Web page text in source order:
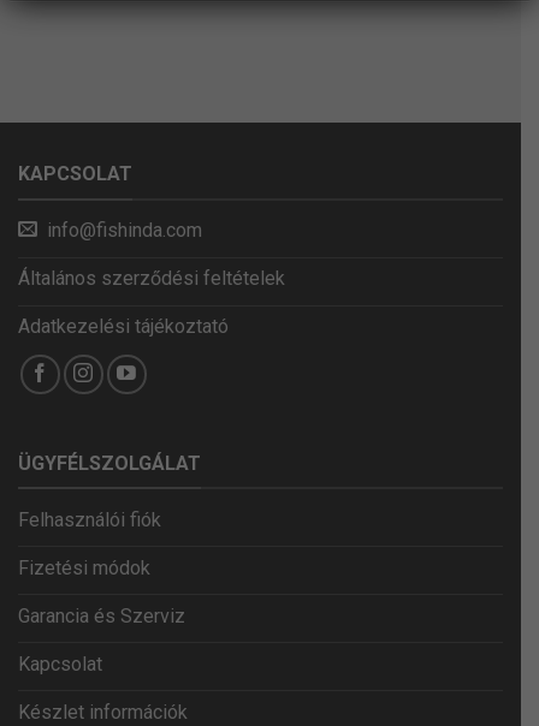
KAPCSOLAT
info@fishinda.com
Általános szerződési feltételek
Adatkezelési tájékoztató
ÜGYFÉLSZOLGÁLAT
Felhasználói fiók
Fizetési módok
Garancia és Szerviz
Kapcsolat
Készlet információk